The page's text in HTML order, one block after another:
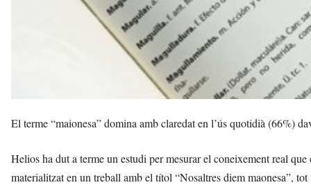
El terme “maionesa” domina amb claredat en l’ús quotidià (66%)
Helios ha dut a terme un estudi per mesurar el coneixement real
materialitzat en un treball amb el títol “Nosaltres diem maonesa”,